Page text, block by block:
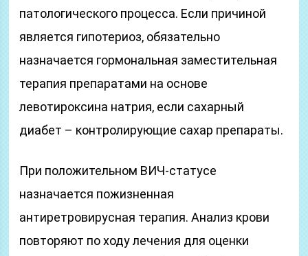
патологического процесса. Если причиной
является гипотериоз, обязательно
назначается гормональная заместительная
терапия препаратами на основе
левотироксина натрия, если сахарный
диабет – контролирующие сахар препараты.
При положительном ВИЧ-статусе
назначается пожизненная
антиретровирусная терапия. Анализ крови
повторяют по ходу лечения для оценки